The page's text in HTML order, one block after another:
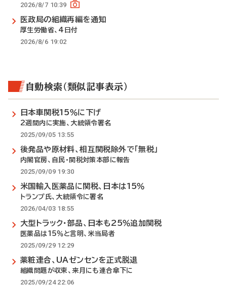
2026/8/7 10:39
医政局の組織再編を通知
厚生労働省、4日付
2026/8/6 19:02
自動検索（類似記事表示）
日本車関税15％に下げ
2週間内に実施、大統領令署名
2025/09/05 13:55
後発品や原材料、相互関税除外で「無税」
内閣官房、自民・関税対策本部に報告
2025/09/09 19:30
米国輸入医薬品に関税、日本は15％
トランプ氏、大統領令に署名
2026/04/03 18:55
大型トラック・部品、日本も25％追加関税
医薬品は15％と言明、米当局者
2025/09/29 12:29
薬粧連合、UAゼンセンを正式脱退
組織問題が収束、来月にも連合傘下に
2025/09/24 22:06